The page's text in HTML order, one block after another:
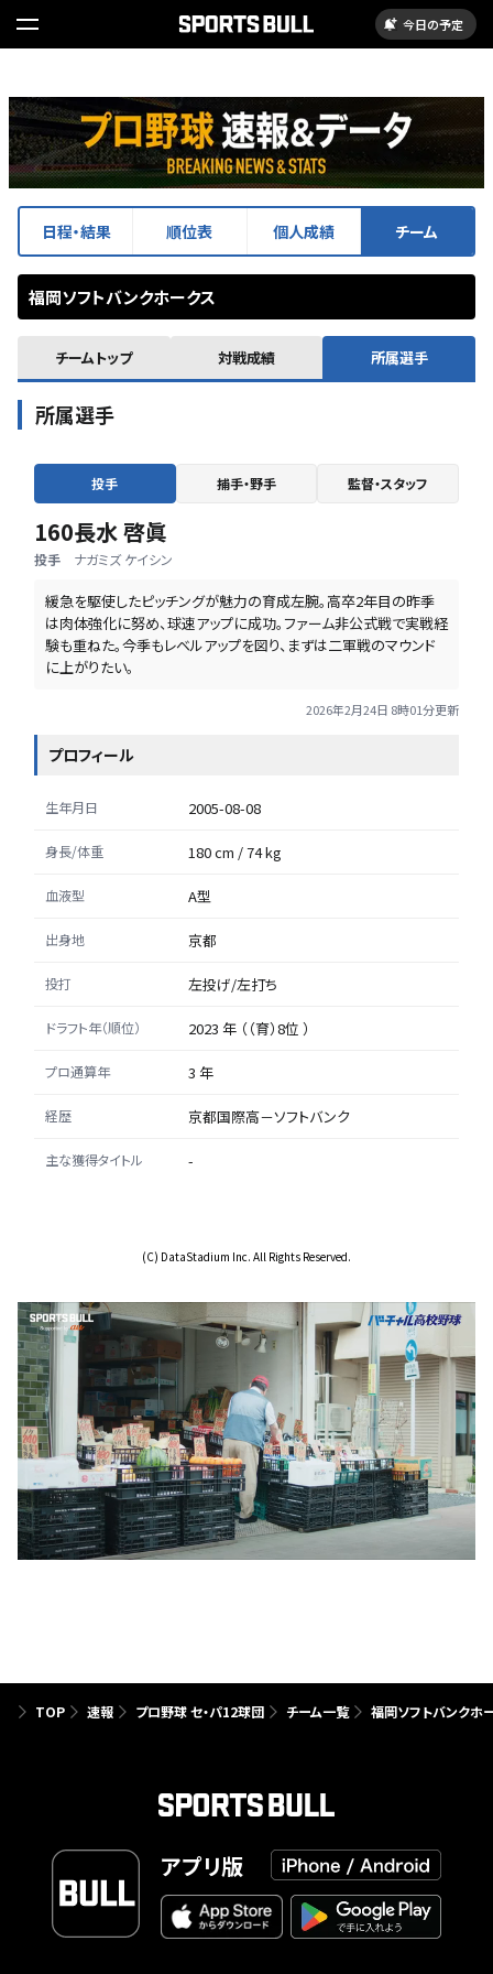
今日の予定
日程・結果 順位表 個人成績 チーム
福岡ソフトバンクホークス
チームトップ 対戦成績 所属選手
所属選手
投手 捕手・野手 監督・スタッフ
160
投手
長水 啓眞
ナガミズ ケイシン
緩急を駆使したピッチングが魅力の育成左腕。高卒2年目の昨季
は肉体強化に努め、球速アップに成功。ファーム非公式戦で実戦経
験も重ねた。今季もレベルアップを図り、まずは二軍戦のマウンド
に上がりたい。
2026年2月24日 8時01分更新
プロフィール
生年月日 2005-08-08
身長/体重 180 cm / 74 kg
血液型 A型
出身地 京都
投打 左投げ/左打ち
ドラフト年（順位） 2023 年 （（育）8位 ）
プロ通算年 3 年
経歴 京都国際高－ソフトバンク
主な獲得タイトル -
(C) DataStadium Inc. All Rights Reserved.
TOP 速報 プロ野球 セ・パ12球団 チーム一覧 福岡ソフトバンクホ
アプリ版